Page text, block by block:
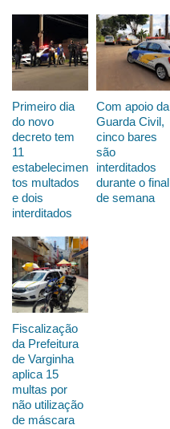
Primeiro dia
do novo
decreto tem
11
estabelecimen
tos multados
e dois
interditados
Com apoio da
Guarda Civil,
cinco bares
são
interditados
durante o final
de semana
Fiscalização
da Prefeitura
de Varginha
aplica 15
multas por
não utilização
de máscara